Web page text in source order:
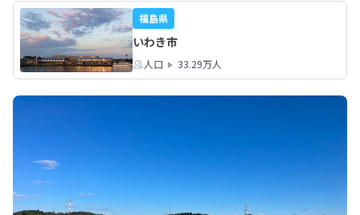
福島県
いわき市
人口 33.29万人